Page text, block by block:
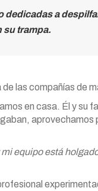
dedicadas a
su trampa.
las compañías de
en casa. Él y su
aprovechamos
equipo está